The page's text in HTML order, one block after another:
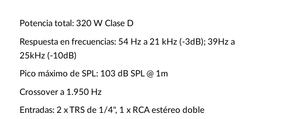
Potencia total: 320 W Clase D
Respuesta en frecuencias: 54 Hz a 21 kHz (-3dB); 39Hz a
25kHz (-10dB)
Pico máximo de SPL: 103 dB SPL @ 1m
Crossover a 1.950 Hz
Entradas: 2 x TRS de 1/4", 1 x RCA estéreo doble